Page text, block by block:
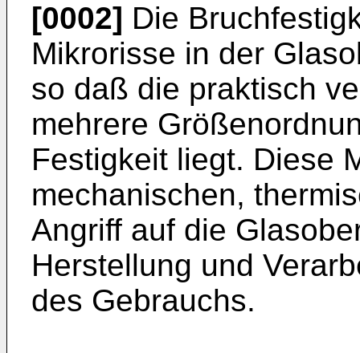
[0002] Die
Mikrorisse in der
so daß die praktisch
mehrere
Festigkeit liegt. Diese
mechanischen,
Angriff auf die
Herstellung und
des Gebrauchs.